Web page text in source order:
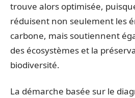
trouve alors optimisée,
réduisent non seulement les
carbone, mais soutiennent
des écosystèmes et la
biodiversité.
La démarche basée sur le